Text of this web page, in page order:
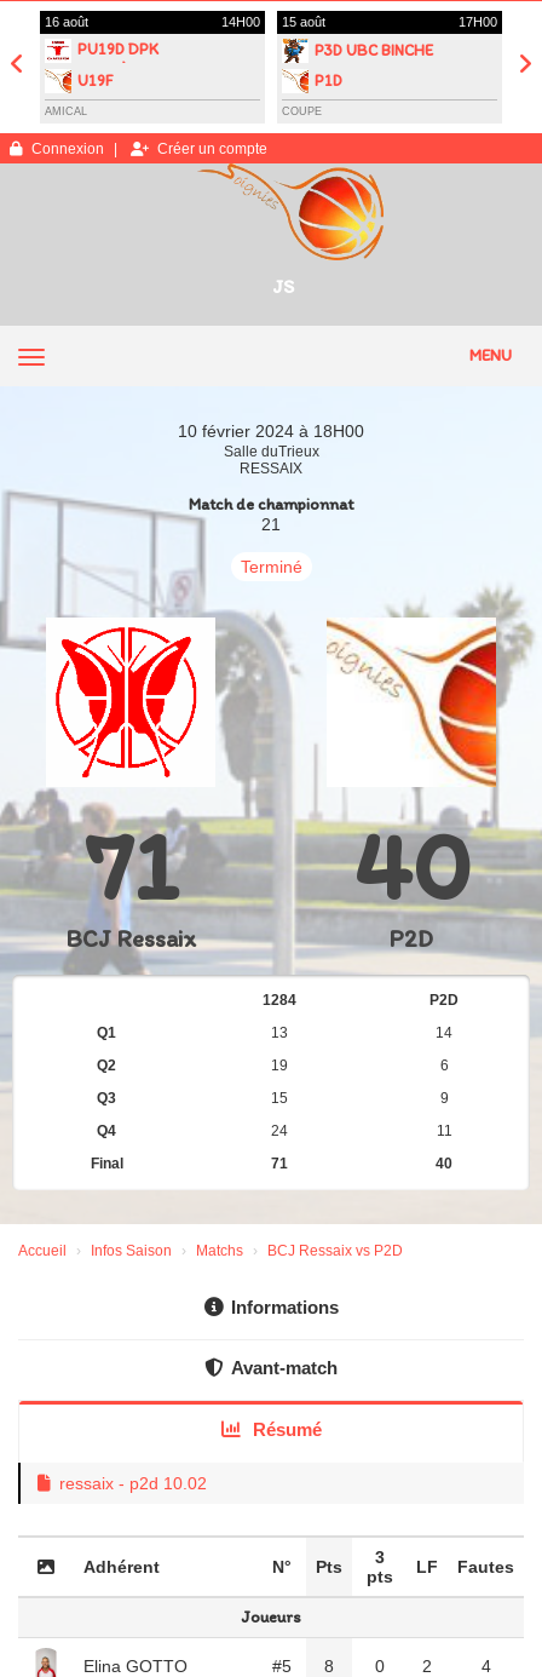
16 août 14H00
PU19D DPK
CARNIÈRES
U19F
AMICAL
15 août 17H00
P3D UBC BINCHE
P1D
COUPE
Connexion Créer un compte
JS
MENU
10 février 2024 à 18H00
Salle duTrieux
RESSAIX
Match de championnat
21
Terminé
71 40
BCJ Ressaix P2D
1284
P2D
Q1
13
14
Q2
19
6
Q3
15
9
Q4
24
11
Final
71 40
Accueil Infos Saison Matchs BCJ Ressaix vs P2D
Informations
Avant-match
Résumé
ressaix - p2d 10.02
Adhérent N° Pts
3
pts
LF Fautes
Joueurs
Elina GOTTO #5 8 0 2 4
Panneau de gestion des cookies